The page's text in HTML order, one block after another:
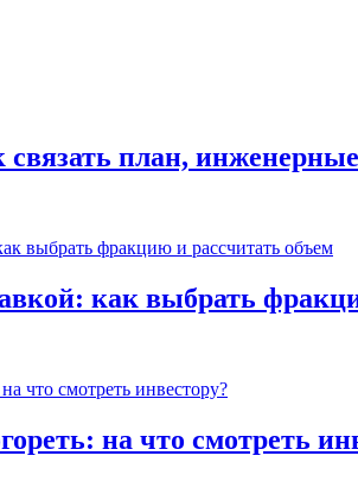
связать план,
как выбрать
на что смотреть